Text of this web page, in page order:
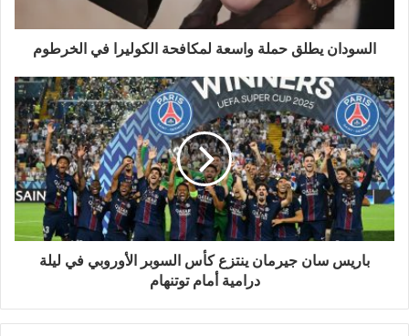
السودان يطلق حملة واسعة لمكافحة الكوليرا في الخرطوم
باريس سان جيرمان ينتزع كأس السوبر الأوروبي في ليلة
درامية أمام توتنهام